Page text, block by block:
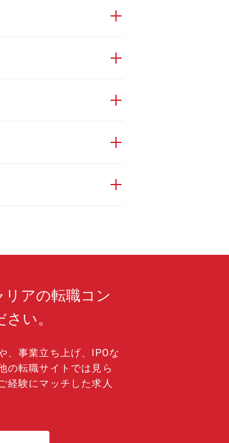
アの転職コン
い。
、事業立ち上げ、IPOな
の転職サイトでは見ら
経験にマッチした求人